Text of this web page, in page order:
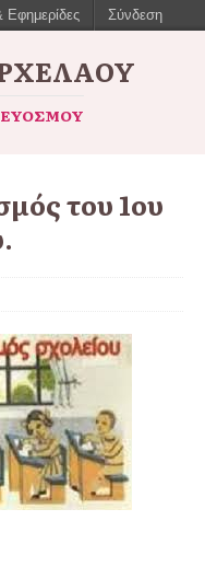
του 1ου
Εφημερίδες Σύνδεση